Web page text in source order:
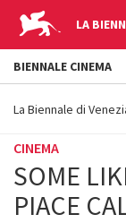
LA
YOUR
ARE
La Biennale di
CINEMA
SOME
PIACE
BIENNALE CINEMA